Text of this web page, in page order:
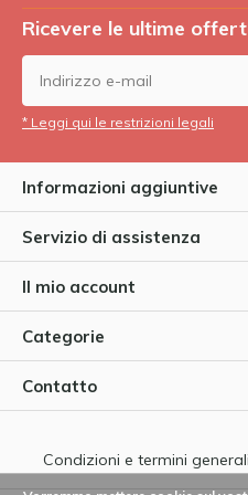
Ricevere le ultime
* Leggi qui le restrizioni legali
Informazioni aggiuntive
Servizio di assistenza
Il mio account
Categorie
Contatto
Condizioni e termini generali